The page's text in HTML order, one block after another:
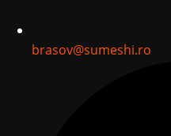
brasov@sumeshi.ro